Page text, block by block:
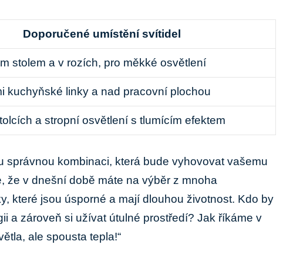
Doporučené umístění svítidel
stolem a v rozích, pro měkké osvětlení
kuchyňské linky a nad pracovní plochou
a stropní osvětlení s tlumícím efektem
správnou kombinaci, která bude vyhovovat vašemu
že v dnešní době máte na výběr z mnoha
které jsou úsporné a mají dlouhou životnost. Kdo by
a zároveň si užívat útulné prostředí? Jak říkáme v
ale spousta tepla!“